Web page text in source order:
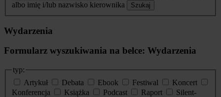
albo imię i/lub nazwisko kierownika
Szukaj
Wydarzenia
Formularz wyszukiwania na belce: Wydarzenia
typ:
Artykuł
Debata Ebook Festiwal
Koncert
Konferencja
Książka Podcast Raport
Silent-